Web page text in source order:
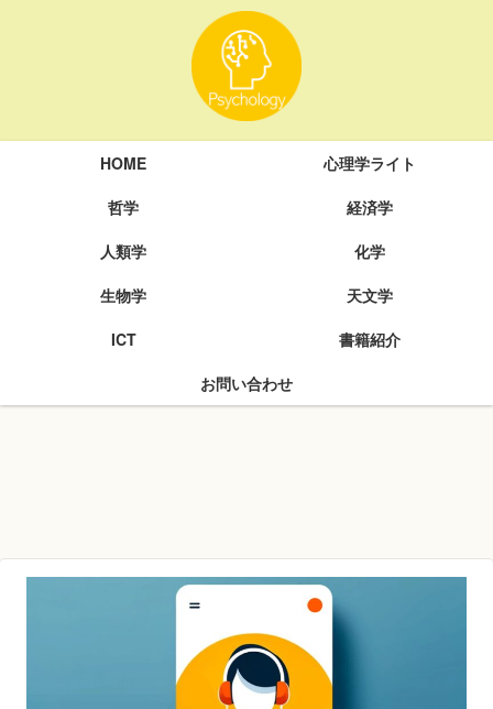
HOME
心理学ライト
哲学
経済学
人類学
化学
生物学
天文学
ICT
書籍紹介
お問い合わせ